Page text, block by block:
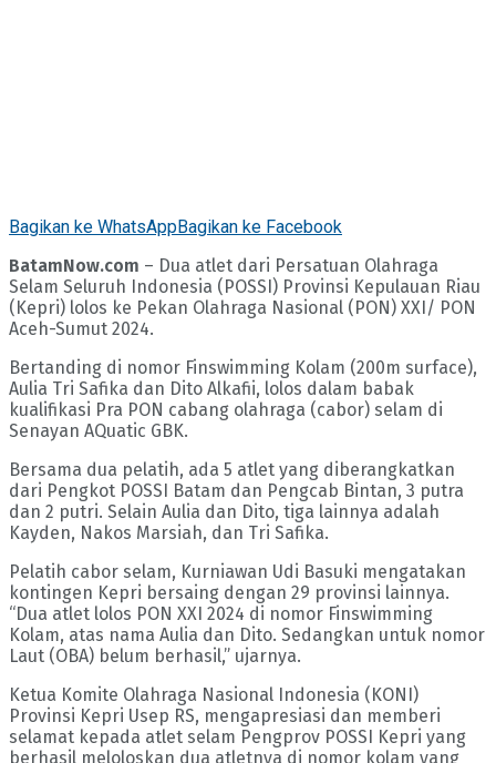
Bagikan ke WhatsAppBagikan ke Facebook
BatamNow.com – Dua atlet dari Persatuan Olahraga
Selam Seluruh Indonesia (POSSI) Provinsi Kepulauan Riau
(Kepri) lolos ke Pekan Olahraga Nasional (PON) XXI/ PON
Aceh-Sumut 2024.
Bertanding di nomor Finswimming Kolam (200m surface),
Aulia Tri Safika dan Dito Alkafii, lolos dalam babak
kualifikasi Pra PON cabang olahraga (cabor) selam di
Senayan AQuatic GBK.
Bersama dua pelatih, ada 5 atlet yang diberangkatkan
dari Pengkot POSSI Batam dan Pengcab Bintan, 3 putra
dan 2 putri. Selain Aulia dan Dito, tiga lainnya adalah
Kayden, Nakos Marsiah, dan Tri Safika.
Pelatih cabor selam, Kurniawan Udi Basuki mengatakan
kontingen Kepri bersaing dengan 29 provinsi lainnya.
“Dua atlet lolos PON XXI 2024 di nomor Finswimming
Kolam, atas nama Aulia dan Dito. Sedangkan untuk nomor
Laut (OBA) belum berhasil,” ujarnya.
Ketua Komite Olahraga Nasional Indonesia (KONI)
Provinsi Kepri Usep RS, mengapresiasi dan memberi
selamat kepada atlet selam Pengprov POSSI Kepri yang
berhasil meloloskan dua atletnya di nomor kolam yang